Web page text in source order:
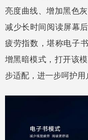
亮度曲线、增加黑色
减少长时间阅读屏幕
疲劳指数，堪称电子
增黑暗模式，打开该
步适配，进一步呵护用